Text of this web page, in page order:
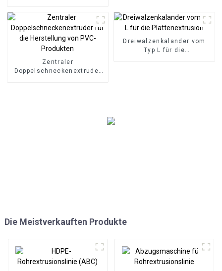
Zentraler
Doppelschneckenextruder
Dreiwalzenkalander vom
Typ L für die
Die Meistverkauften Produkte